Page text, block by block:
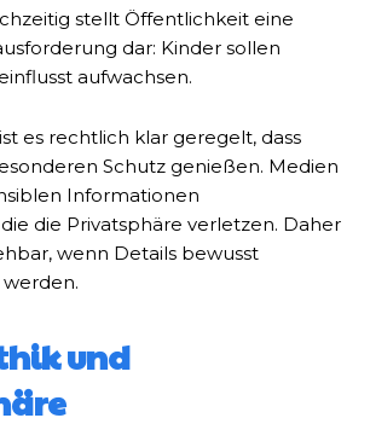
stellt Öffentlichkeit eine
dar: Kinder sollen
aufwachsen.
es rechtlich klar geregelt, dass
Schutz genießen. Medien
Informationen
die Privatsphäre verletzen. Daher
wenn Details bewusst
und